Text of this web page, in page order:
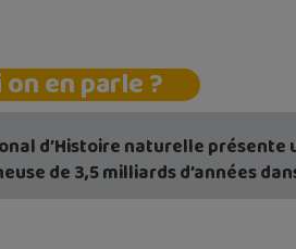
en parle ?
d’Histoire naturelle
de 3,5 milliards d’années